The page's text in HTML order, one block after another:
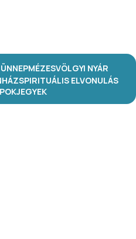
MÉZESVÖLGYI NYÁR
SPIRITUÁLIS ELVONULÁS
JEGYEK